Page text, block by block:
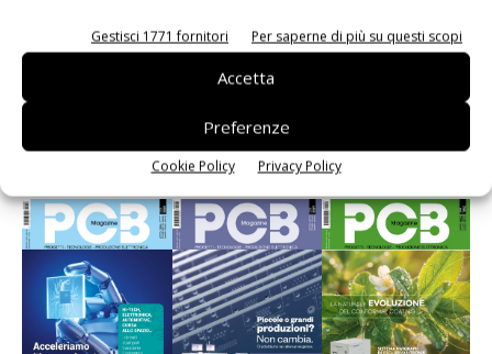
Gestisci 1771 fornitori Per saperne di più su questi scopi
Accetta
Preferenze
Cookie Policy Privacy Policy